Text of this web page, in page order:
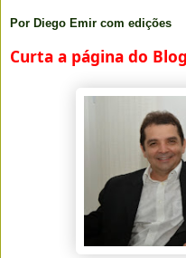
Por Diego Emir com edições
Curta a página do